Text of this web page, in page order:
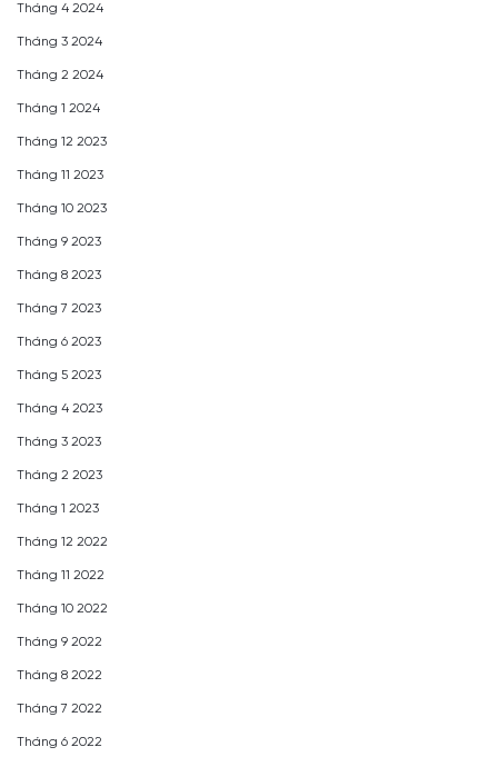
Tháng 4 2024
Tháng 3 2024
Tháng 2 2024
Tháng 1 2024
Tháng 12 2023
Tháng 11 2023
Tháng 10 2023
Tháng 9 2023
Tháng 8 2023
Tháng 7 2023
Tháng 6 2023
Tháng 5 2023
Tháng 4 2023
Tháng 3 2023
Tháng 2 2023
Tháng 1 2023
Tháng 12 2022
Tháng 11 2022
Tháng 10 2022
Tháng 9 2022
Tháng 8 2022
Tháng 7 2022
Tháng 6 2022